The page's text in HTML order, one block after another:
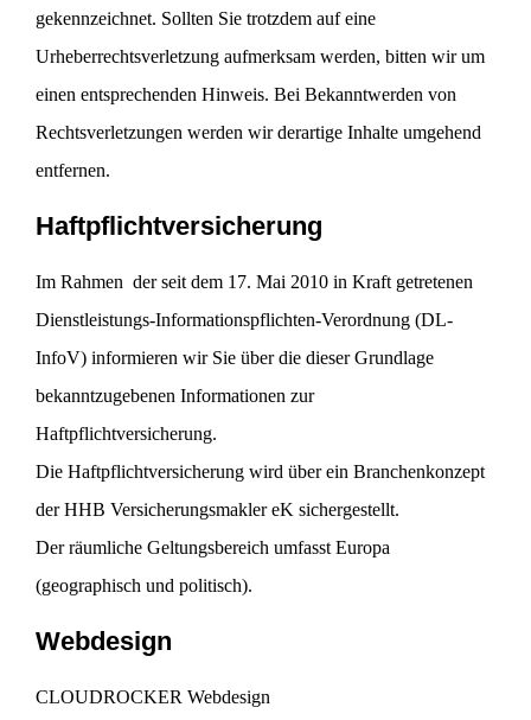
gekennzeichnet. Sollten Sie trotzdem auf eine
Urheberrechtsverletzung aufmerksam werden, bitten wir um
einen entsprechenden Hinweis. Bei Bekanntwerden von
Rechtsverletzungen werden wir derartige Inhalte umgehend
entfernen.
Haftpflichtversicherung
Im Rahmen der seit dem 17. Mai 2010 in Kraft getretenen
Dienstleistungs-Informationspflichten-Verordnung (DL-
InfoV) informieren wir Sie über die dieser Grundlage
bekanntzugebenen Informationen zur
Haftpflichtversicherung.
Die Haftpflichtversicherung wird über ein Branchenkonzept
der HHB Versicherungsmakler eK sichergestellt.
Der räumliche Geltungsbereich umfasst Europa
(geographisch und politisch).
Webdesign
CLOUDROCKER Webdesign